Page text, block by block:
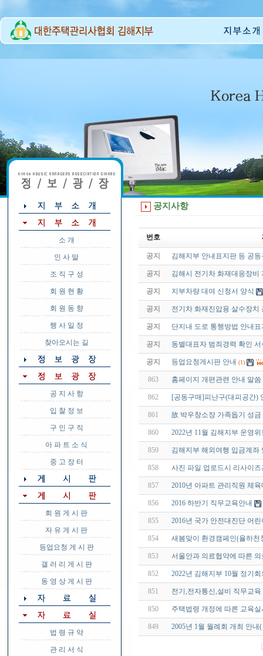
소 개
인 사 말
조 직 구 성
회 원 현 황
회 원 동 향
행 사 일 정
찾아오시는 길
공 지 사 항
입 찰 정 보
구 인 구 직
아 파 트 소 식
중 고 장 터
회 원 게 시 판
자 유 게 시 판
등업요청 게 시 판
갤 러 리 게 시 판
동 영 상 게 시 판
법 령 규 약
관 리 서 식
공지사항
번호
공지 김해지부 안내표지판 등 공동
공지 김해시 전기차 화재대응장비
공지 지부차량 대여 신청서 양식
공지 전기차 화재진압용 살수장치
공지 단지내 도로 통행방법 안내
공지 동별대표자 범죄경력 확인
공지 등업요청게시판 안내 (1)
863 홈페이지 개편관련 안내 말씀
862 [공동구매]피난구(대피공간)
861 故 박우창소장 가족돕기 성금
860 2022년 11월 김해지부 운영
859 김해지부 해외여행 입금계좌
858 사진 파일 업로드시 리사이즈
857 2010년 아파트 관리직원 체육
856 2016 하반기 직무교육안내
855 2016년 국가 안전대진단 어
854 새봄맞이 환경캠페인(율하천
853 서울안과 의료협약에 따른
852 2022년 김해지부 10월 정기
851 전기,전자통신,설비 직무교육
850 주택법령 개정에 따른 교육실
849 2005년 1월 월례회 개최 안내